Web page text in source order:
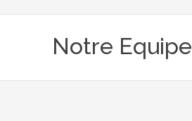
Notre Equipe